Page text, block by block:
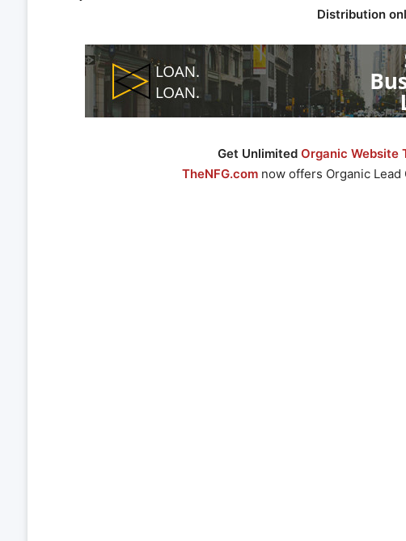
Distribution
Get UnlimitedOrganic Website
TheNFG.com now offers Organic